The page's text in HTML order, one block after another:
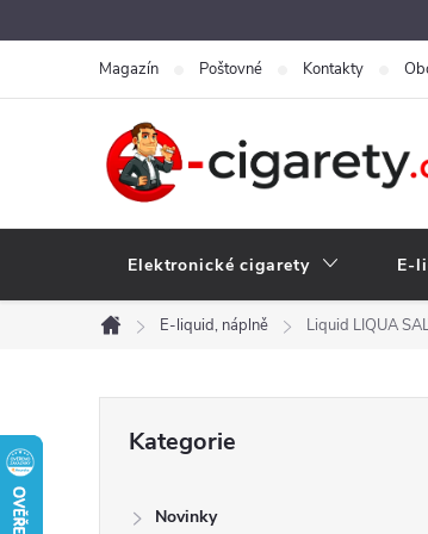
na
Magazín Poštovné Kontakty
Elektronické cigarety E-
Domů
E-liquid, náplně Liquid LIQUA
kategorie
Kategorie
Novinky